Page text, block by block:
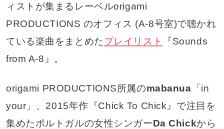
ィストが集まるレーベルorigami
PRODUCTIONS のオフィス (A-8号室)で聴かれ
ている楽曲をまとめたプレイリスト
『Sounds
from A-8』。
origami PRODUCTIONS所属のmabanua 「in
your」、2015年作『Chick To Chick』で注目を
集めたポルトガルの女性シンガーDa Chickから